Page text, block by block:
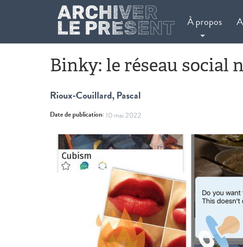
Aller au contenu principal
À propos
Binky: le réseau social
Rioux-Couillard, Pascal
Date de publication:10 mai 2022